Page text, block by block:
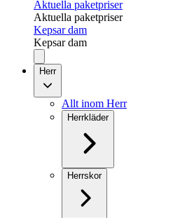
Aktuella paketpriser
Aktuella paketpriser
Kepsar dam
Kepsar dam
Herr
Allt inom Herr
Herrkläder
Herrskor